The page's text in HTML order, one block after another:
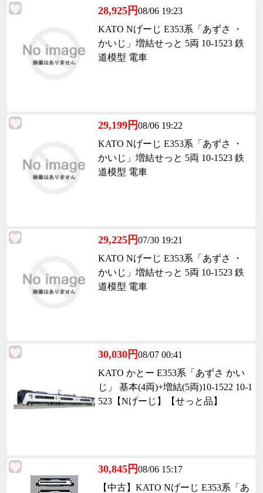
28,925円08/06 19:23
KATO Nげーじ E353系「あずさ ・
かいじ」増結せっと 5両 10-1523 鉄
道模型 電車
29,199円08/06 19:22
KATO Nげーじ E353系「あずさ ・
かいじ」増結せっと 5両 10-1523 鉄
道模型 電車
29,225円07/30 19:21
KATO Nげーじ E353系「あずさ ・
かいじ」増結せっと 5両 10-1523 鉄
道模型 電車
30,030円08/07 00:41
KATO かとー E353系「あずさ かい
じ」 基本(4両)+増結(5両)10-1522 10-1
523【Nげーじ】【せっと品】
30,845円08/06 15:17
【中古】KATO Nげーじ E353系「あ